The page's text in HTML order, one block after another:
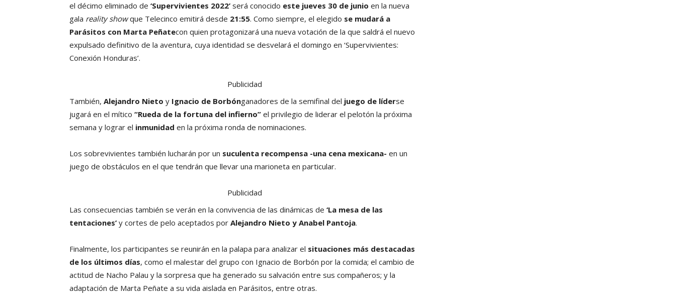
el décimo eliminado de ‘Supervivientes 2022’ será conocido este jueves 30 de junio en la nueva
gala reality showque Telecinco emitirá desde 21:55. Como siempre, el elegido se mudará a
Parásitos con Marta Peñatecon quien protagonizará una nueva votación de la que saldrá el nuevo
expulsado definitivo de la aventura, cuya identidad se desvelará el domingo en ‘Supervivientes:
Conexión Honduras’.
Publicidad
También, Alejandro Nieto y Ignacio de Borbónganadores de la semifinal del juego de líderse
jugará en el mítico “Rueda de la fortuna del infierno” el privilegio de liderar el pelotón la próxima
semana y lograr el inmunidad en la próxima ronda de nominaciones.
Los sobrevivientes también lucharán por un suculenta recompensa -una cena mexicana- en un
juego de obstáculos en el que tendrán que llevar una marioneta en particular.
Publicidad
Las consecuencias también se verán en la convivencia de las dinámicas de ‘La mesa de las
tentaciones’ y cortes de pelo aceptados por Alejandro Nieto y Anabel Pantoja.
Finalmente, los participantes se reunirán en la palapa para analizar el situaciones más destacadas
de los últimos días, como el malestar del grupo con Ignacio de Borbón por la comida; el cambio de
actitud de Nacho Palau y la sorpresa que ha generado su salvación entre sus compañeros; y la
adaptación de Marta Peñate a su vida aislada en Parásitos, entre otras.